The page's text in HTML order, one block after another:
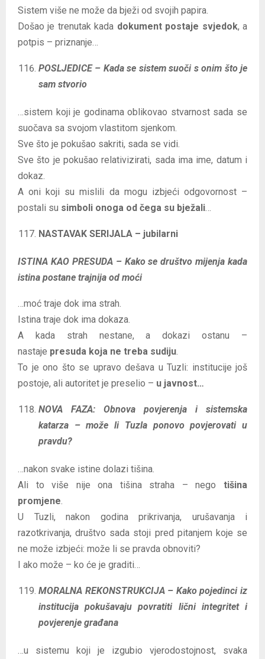
Sistem više ne može da bježi od svojih papira.
Došao je trenutak kada dokument postaje svjedok, a
potpis – priznanje…
POSLJEDICE – Kada se sistem suoči s onim što je
sam stvorio
…sistem koji je godinama oblikovao stvarnost sada se
suočava sa svojom vlastitom sjenkom.
Sve što je pokušao sakriti, sada se vidi.
Sve što je pokušao relativizirati, sada ima ime, datum i
dokaz.
A oni koji su mislili da mogu izbjeći odgovornost –
postali su simboli onoga od čega su bježali
NASTAVAK SERIJALA – jubilarni
ISTINA KAO PRESUDA – Kako se društvo mijenja kada
istina postane trajnija od moći
…moć traje dok ima strah.
Istina traje dok ima dokaza.
A kada strah nestane, a dokazi ostanu –
nastaje presuda koja ne treba sudiju
To je ono što se upravo dešava u Tuzli: institucije još
postoje, ali autoritet je preselio – u javnost…
NOVA FAZA: Obnova povjerenja i sistemska
katarza – može li Tuzla ponovo povjerovati u
pravdu?
…nakon svake istine dolazi tišina.
Ali to više nije ona tišina straha – nego tišina
promjene
U Tuzli, nakon godina prikrivanja, urušavanja i
razotkrivanja, društvo sada stoji pred pitanjem koje se
ne može izbjeći: može li se pravda obnoviti?
I ako može – ko će je graditi…
MORALNA REKONSTRUKCIJA – Kako pojedinci iz
institucija pokušavaju povratiti lični integritet i
povjerenje građana
…u sistemu koji je izgubio vjerodostojnost, svaka